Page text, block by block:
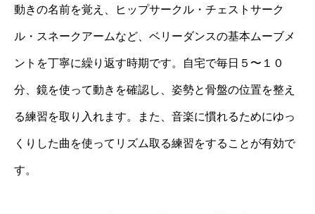
動きの名前を覚え、ヒップサークル・チェストサーク
ル・スネークアームなど、ベリーダンスの基本ムーブメ
ントを丁寧に繰り返す時期です。自宅で毎日５〜１０
分、鏡を使って動きを確認し、姿勢と骨盤の位置を整え
る練習を取り入れます。また、音楽に慣れるためにゆっ
くりした曲を使ってリズム取る練習をすることが有効で
す。